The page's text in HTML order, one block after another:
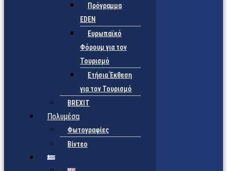
Πρόγραμμα
EDEN
Ευρωπαϊκό
Φόρουμ για τον
Τουρισμό
Ετήσια Έκθεση
για τον Τουρισμό
BREXIT
Πολυμέσα
Φωτογραφίες
Βίντεο